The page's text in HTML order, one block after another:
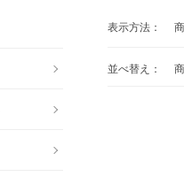
表示方法：
並べ替え：